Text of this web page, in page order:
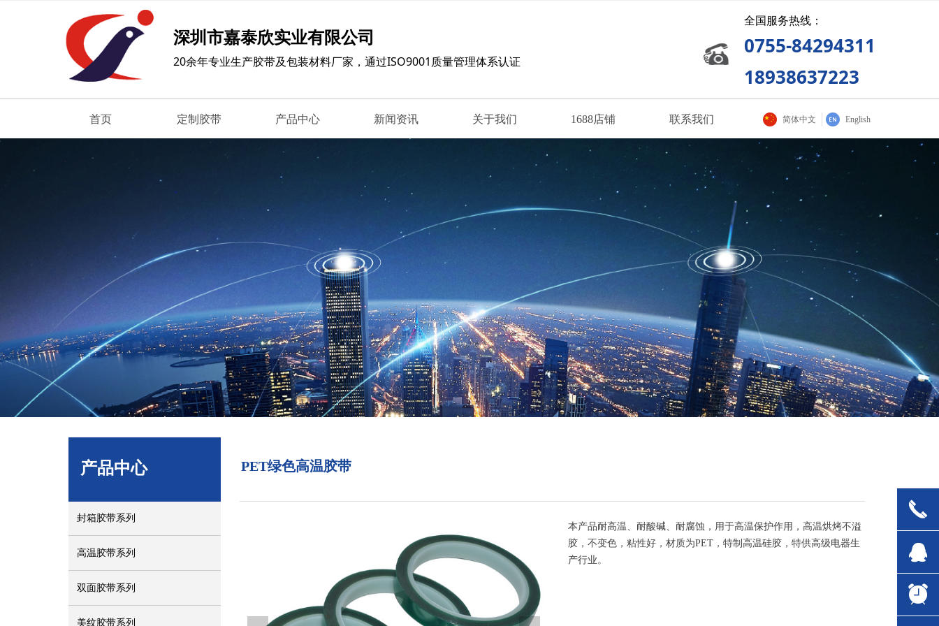
首页 定制胶带 产品中心 新闻资讯 关于我们 1688店铺 联系我们 简体中文 English
深圳市嘉泰欣实业有限公司
20余年专业生产胶带及包装材料厂家， 通过ISO9001质量管理体系认证
全国服务热线：
0755-84294311
18938637223
封箱胶带系列
高温胶带系列
双面胶带系列
美纹胶带系列
本产品耐高温、耐酸碱、耐腐蚀，用于高温保护作用，高温烘烤不溢
胶，不变色，粘性好，材质为PET，特制高温硅胶，特供高级电器生
产行业。
产品中心 PET绿色高温胶带
끅
뀩
뀥